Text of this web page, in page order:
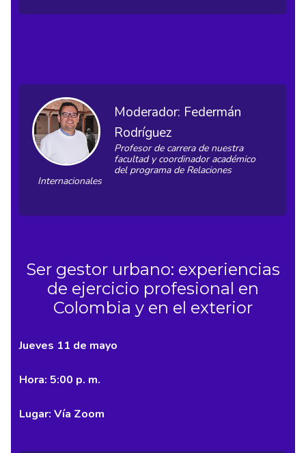
Moderador: Federmán
Rodríguez
Profesor de carrera de nuestra
facultad y coordinador académico
del programa de Relaciones
Internacionales
Ser gestor urbano: experiencias
de ejercicio profesional en
Colombia y en el exterior
Jueves 11 de mayo
Hora: 5:00 p. m.
Lugar: Vía Zoom